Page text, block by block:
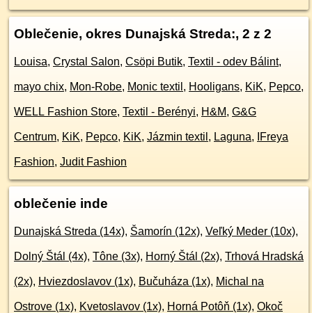
Oblečenie, okres Dunajská Streda:, 2 z 2
Louisa, Crystal Salon, Csöpi Butik, Textil - odev Bálint,
mayo chix, Mon-Robe, Monic textil , Hooligans, KiK, Pepco,
WELL Fashion Store, Textil - Berényi, H&M, G&G
Centrum, KiK, Pepco, KiK, Jázmin textil , Laguna, IFreya
Fashion, Judit Fashion
oblečenie inde
Dunajská Streda (14x), Šamorín (12x), Veľký Meder (10x),
Dolný Štál (4x), Tône (3x), Horný Štál (2x), Trhová Hradská
(2x), Hviezdoslavov (1x), Bučuháza (1x), Michal na
Ostrove (1x), Kvetoslavov (1x), Horná Potôň (1x), Okoč